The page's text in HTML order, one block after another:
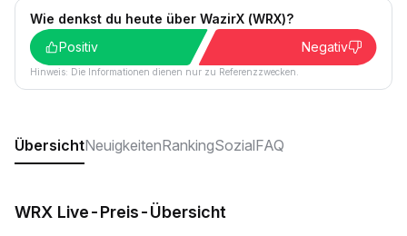
Wie denkst du heute über WazirX (WRX)?
Positiv
Negativ
Hinweis: Die Informationen dienen nur zu Referenzzwecken.
ÜbersichtNeuigkeitenRankingSozialFAQ
WRX Live-Preis-Übersicht